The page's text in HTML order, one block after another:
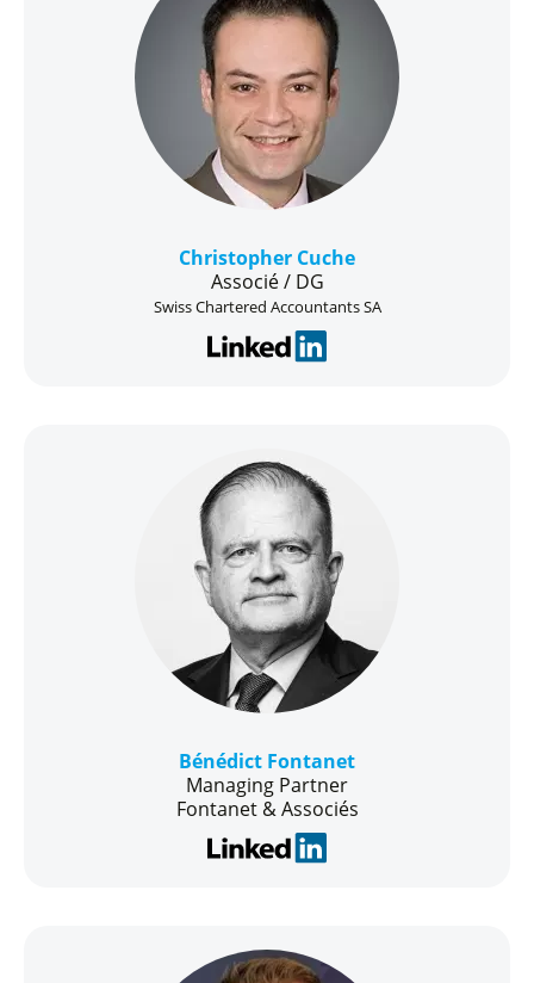
Christopher Cuche
Associé / DG
Swiss Chartered Accountants SA
Bénédict Fontanet
Managing Partner
Fontanet & Associés